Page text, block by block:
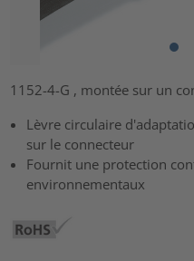
1152-4-G , montée sur un
Lèvre circulaire
sur le connecteur
Fournit une protection
environnementaux